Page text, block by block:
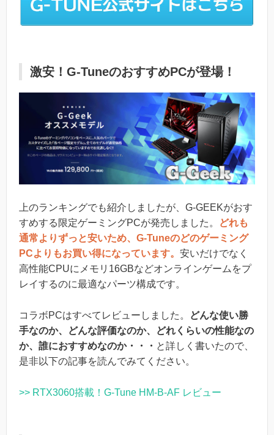
激安！G-TuneのおすすめPCが登場！
上のランキングでも紹介しましたが、G-GEEKがおす
すめする限定ゲーミングPCが発売しました。
どれも
通常よりずっと安いため、G-Tuneのどのゲーミング
PCよりもお買い得になっています。 安いだけでなく
高性能CPUにメモリ16GBなどオンラインゲームをプ
レイするのに最適なパーツ構成です。
コラボPCはすべてレビューしました。
どんな使い勝
手なのか、どんな評価なのか、どれくらいの性能なの
か、誰におすすめなのか・・・ と詳しく書いたので、
是非以下の記事を読んでみてください。
>> RTX3060搭載！G-Tune HM-B-AF レビュー